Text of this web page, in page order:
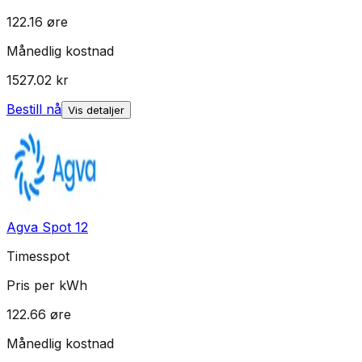
122.16 øre
Månedlig kostnad
1527.02 kr
Bestill nå Vis detaljer
Agva Spot 12
Timesspot
Pris per kWh
122.66 øre
Månedlig kostnad